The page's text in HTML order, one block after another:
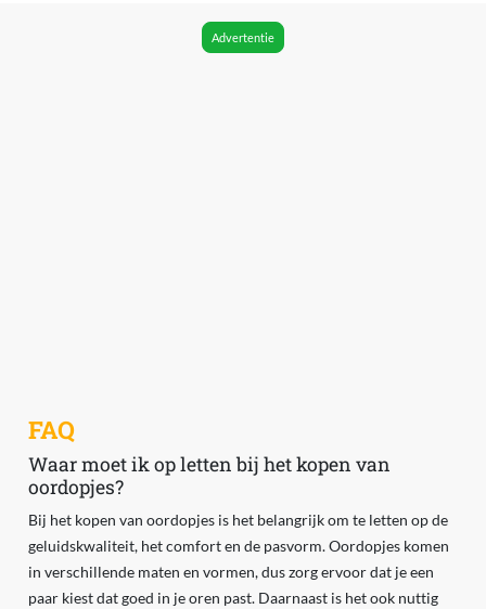
Advertentie
FAQ
Waar moet ik op letten bij het kopen van
oordopjes?
Bij het kopen van oordopjes is het belangrijk om te letten op de
geluidskwaliteit, het comfort en de pasvorm. Oordopjes komen
in verschillende maten en vormen, dus zorg ervoor dat je een
paar kiest dat goed in je oren past. Daarnaast is het ook nuttig